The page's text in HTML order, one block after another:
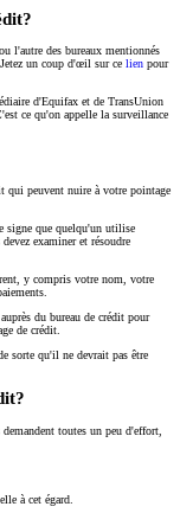
l'autre des bureaux mentionnés
un coup d'œil sur ce lien pour
d'Equifax et de TransUnion
ce qu'on appelle la surveillance
qui peuvent nuire à votre pointage
signe que quelqu'un utilise
examiner et résoudre
y compris votre nom, votre
du bureau de crédit pour
de crédit.
sorte qu'il ne devrait pas être
toutes un peu d'effort,
à cet égard.